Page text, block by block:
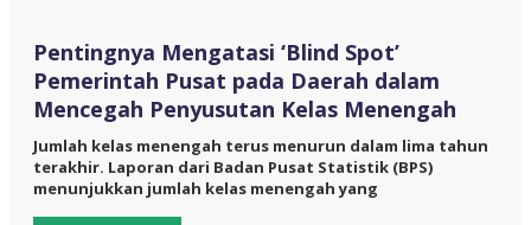
Pentingnya Mengatasi ‘Blind Spot’
Pemerintah Pusat pada Daerah dalam
Mencegah Penyusutan Kelas Menengah
Jumlah kelas menengah terus menurun dalam lima tahun
terakhir. Laporan dari Badan Pusat Statistik (BPS)
menunjukkan jumlah kelas menengah yang